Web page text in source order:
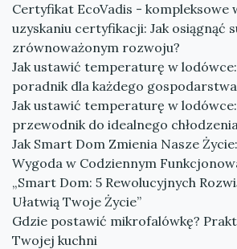
Certyfikat EcoVadis - kompleksowe
uzyskaniu certyfikacji: Jak osiągnąć
zrównoważonym rozwoju?
Jak ustawić temperaturę w
poradnik dla każdego
Jak ustawić temperaturę w
przewodnik do idealnego
Jak Smart Dom Zmienia Nasze
Wygoda w Codziennym
„Smart Dom: 5 Rewolucyjnych
Ułatwią Twoje Życie”
Gdzie postawić mikrofalówkę?
Twojej kuchni